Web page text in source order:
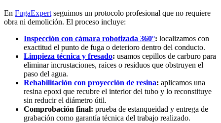
En FugaExpert seguimos un protocolo profesional que no requiere
obra ni demolición. El proceso incluye:
Inspección con cámara robotizada 360°: localizamos con
exactitud el punto de fuga o deterioro dentro del conducto.
Limpieza técnica y fresado: usamos cepillos de carburo para
eliminar incrustaciones, raíces o residuos que obstruyen el
paso del agua.
Rehabilitación con proyección de resina: aplicamos una
resina epoxi que recubre el interior del tubo y lo reconstituye
sin reducir el diámetro útil.
Comprobación final: prueba de estanqueidad y entrega de
grabación como garantía técnica del trabajo realizado.